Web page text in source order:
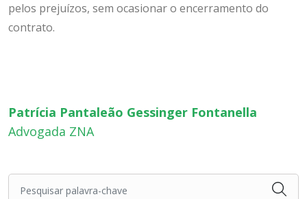
pelos prejuízos, sem ocasionar o encerramento do
contrato.
Patrícia Pantaleão Gessinger Fontanella
Advogada ZNA
Pesquisar palavra-chave